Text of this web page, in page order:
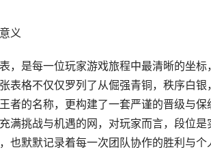
义
，是每一位玩家游戏旅程中最清晰的坐
表格不仅仅罗列了从倔强青铜，秩序白
者的名称，更构建了一套严谨的晋级与
满挑战与机遇的网，对玩家而言，段位
也默默记录着每一次团队协作的胜利与个